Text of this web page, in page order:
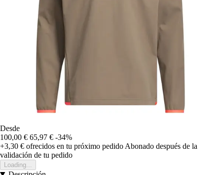
Desde
100,00 € 65,97 € -34%
+3,30 € ofrecidos en tu próximo pedido Abonado después de la
validación de tu pedido
Loading...